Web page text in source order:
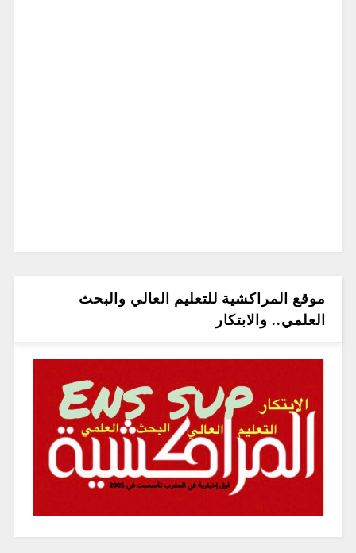
موقع المراكشية للتعليم العالي والبحث
العلمي.. والابتكار